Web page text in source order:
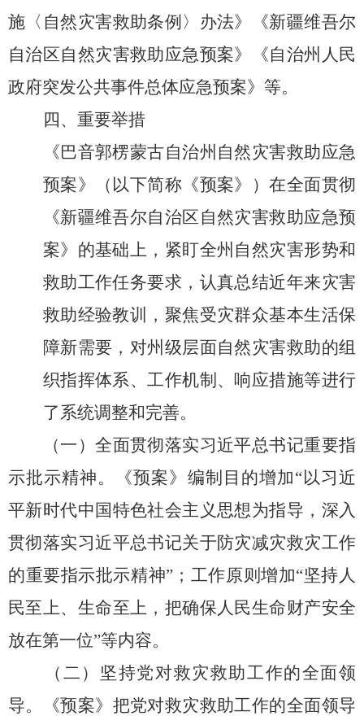
施〈自然灾害救助条例〉办法》
《新疆维吾尔
自治区自然灾害救助应急预案》 《自治州 人民
政府突发公共事件总体应急预案》等。
四、重要举措
《巴音郭楞蒙古自治州 自然灾害救助应急
预案》（以下简称《预案》）在全面贯彻
《新疆维吾尔自治区 自然灾害救助应急预
案》的基础上，紧盯全州 自然灾害形势和
救助工作任务要求， 认真总结近年来灾害
救助经验教训， 聚焦受灾群众基本生活保
障新需要， 对州级层面自然灾害救助的组
织指挥体系、工作机制、响应措施等进行
了系统调整和完善。
（一）全面贯彻落实习近平总书记重要指
示批示精神。
《预案》编制目的增加“以习近
平新时代中国特色社会主义思想为指导， 深入
贯彻落实习近平总书记关于防灾减灾救灾工作
的重要指示批示精神”； 工作原则增加“坚持人
民至上、生命至上，把确保人民生命财产安全
放在第一位”等内容。
（二）坚持党对救灾救助工作的全面领
导。
《预案》把党对救灾救助工作的全面领导